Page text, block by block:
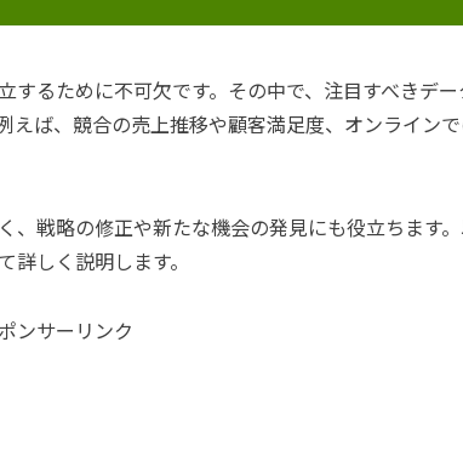
るために不可欠です。その中で、注目すべきデ
ば、競合の売上推移や顧客満足度、オンライン
戦略の修正や新たな機会の発見にも役立ちます
しく説明します。
ンサーリンク